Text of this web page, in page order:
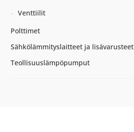
Venttiilit
Polttimet
Sähkölämmityslaitteet ja lisävarusteet
Teollisuuslämpöpumput